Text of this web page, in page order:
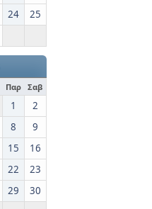
24
25
Παρ Σαβ
1
2
8
9
15
16
22
23
29
30